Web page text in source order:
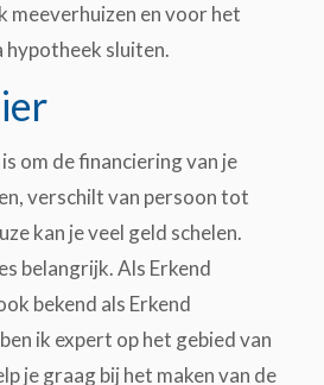
meeverhuizen en voor het
sluiten.
om de financiering van je
verschilt van persoon tot
kan je veel geld schelen.
belangrijk. Als Erkend
bekend als Erkend
ik expert op het gebied van
je graag bij het maken van de